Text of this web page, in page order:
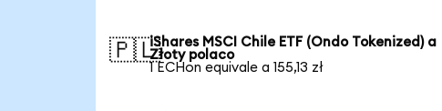
🇵🇱iShares MSCI Chile ETF (Ondo Tokenized) a
Złoty polaco
1 ECHon equivale a 155,13 zł